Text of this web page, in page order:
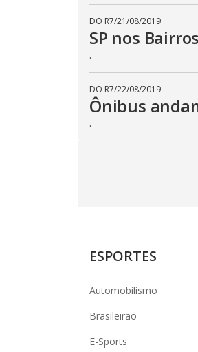
DO R7/21/08/2019
SP nos
.
DO R7/22/08/2019
Ônibus
.
ESPORTES
Automobilismo
Brasileirão
E-Sports